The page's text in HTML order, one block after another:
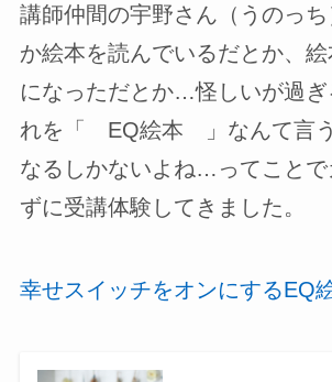
講師仲間の宇野さん（うのっ
か絵本を読んでいるだとか、
になっただとか…怪しいが過
れを「 EQ絵本 」なんて言
なるしかないよね…ってことで
ずに受講体験してきました。
幸せスイッチをオンにするEQ